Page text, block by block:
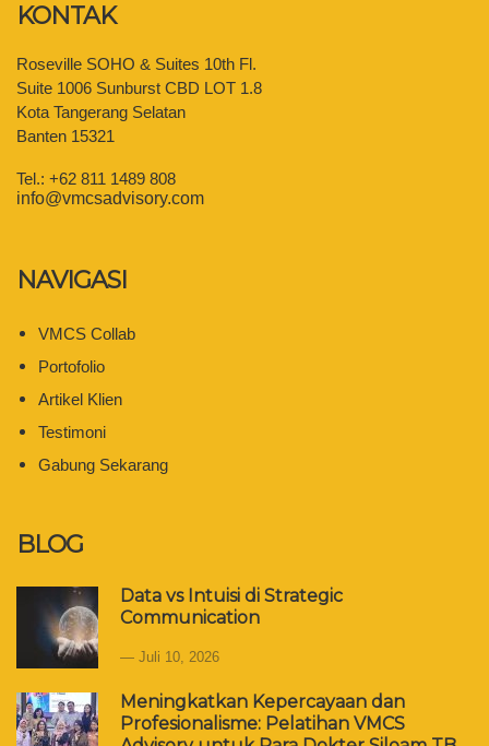
KONTAK
Roseville SOHO & Suites 10th Fl.
Suite 1006 Sunburst CBD LOT 1.8
Kota Tangerang Selatan
Banten 15321
Tel.: +62 811 1489 808
info@vmcsadvisory.com
NAVIGASI
VMCS Collab
Portofolio
Artikel Klien
Testimoni
Gabung Sekarang
BLOG
Data vs Intuisi di Strategic
Communication
Juli 10, 2026
Meningkatkan Kepercayaan dan
Profesionalisme: Pelatihan VMCS